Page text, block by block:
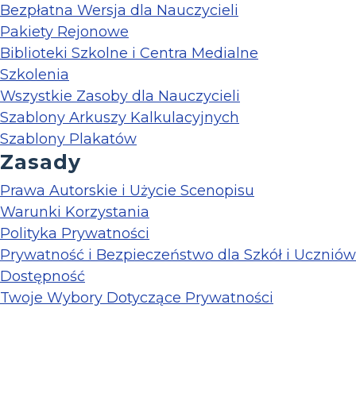
Bezpłatna Wersja dla Nauczycieli
Pakiety Rejonowe
Biblioteki Szkolne i Centra Medialne
Szkolenia
Wszystkie Zasoby dla Nauczycieli
Szablony Arkuszy Kalkulacyjnych
Szablony Plakatów
Zasady
Prawa Autorskie i Użycie Scenopisu
Warunki Korzystania
Polityka Prywatności
Prywatność i Bezpieczeństwo dla Szkół i Uczniów
Dostępność
Twoje Wybory Dotyczące Prywatności